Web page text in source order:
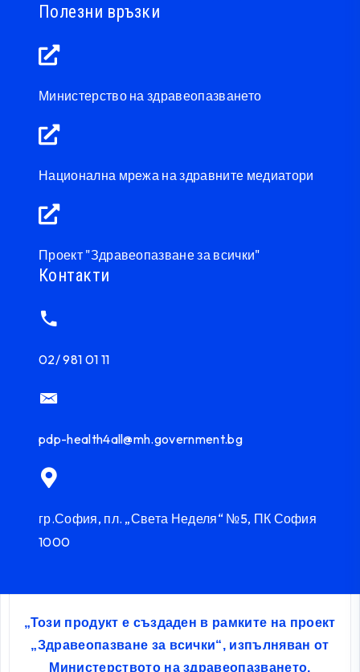
Полезни връзки
Министерство на здравеопазването
Национална мрежа на здравните медиатори
Проект "Здравеопазване за всички"
Контакти
02/ 981 01 11
pdp-health4all@mh.government.bg
гр.София, пл. „Света Неделя“ №5, ПК София
1000
„Този продукт е създаден в рамките на проект
„Здравеопазване за всички“, изпълняван от
Министерството на здравеопазването,